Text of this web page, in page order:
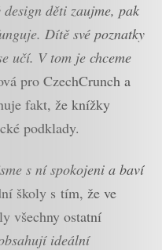
děti zaujme, pak
Dítě své poznatky
učí. V tom je chceme
pro CzechCrunch a
fakt, že knížky
podklady.
s ní spokojeni a baví
školy s tím, že ve
všechny ostatní
ideální